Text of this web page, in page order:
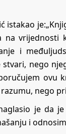
istakao
na vrijednosti
i
nego
ovu
nego
je da
i